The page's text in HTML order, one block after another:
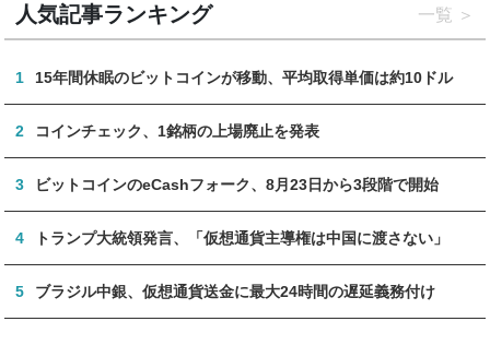
人気記事ランキング 一覧
1 15年間休眠のビットコインが移動、平均取得単価は約10ドル
2 コインチェック、1銘柄の上場廃止を発表
3 ビットコインのeCashフォーク、8月23日から3段階で開始
4 トランプ大統領発言、「仮想通貨主導権は中国に渡さない」
5 ブラジル中銀、仮想通貨送金に最大24時間の遅延義務付け